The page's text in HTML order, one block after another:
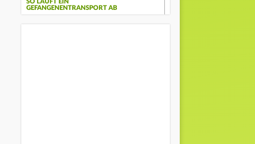
SO LÄUFT EIN
GEFANGENENTRANSPORT AB